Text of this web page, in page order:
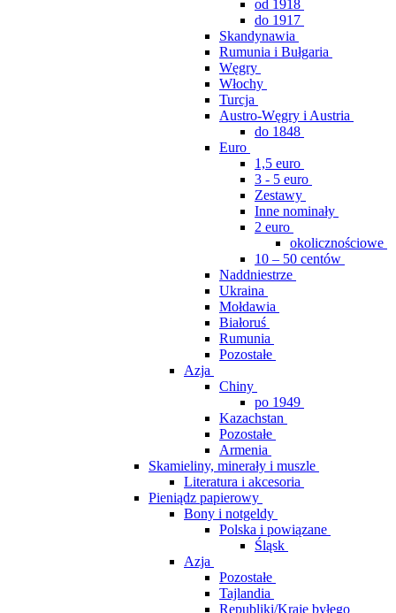
od 1918
do 1917
Skandynawia
Rumunia i Bułgaria
Węgry
Włochy
Turcja
Austro-Węgry i Austria
do 1848
Euro
1,5 euro
3 - 5 euro
Zestawy
Inne nominały
2 euro
okolicznościowe
10 – 50 centów
Naddniestrze
Ukraina
Mołdawia
Białoruś
Rumunia
Pozostałe
Azja
Chiny
po 1949
Kazachstan
Pozostałe
Armenia
Skamieliny, minerały i muszle
Literatura i akcesoria
Pieniądz papierowy
Bony i notgeldy
Polska i powiązane
Śląsk
Azja
Pozostałe
Tajlandia
Republiki/Kraje byłego